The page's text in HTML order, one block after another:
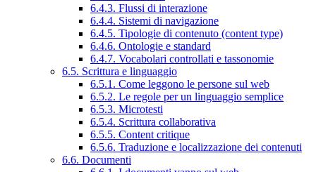
6.4.3. Flussi di interazione
6.4.4. Sistemi di navigazione
6.4.5. Tipologie di contenuto (content type)
6.4.6. Ontologie e standard
6.4.7. Vocabolari controllati e tassonomie
6.5. Scrittura e linguaggio
6.5.1. Come leggono le persone sul web
6.5.2. Le regole per un linguaggio semplice
6.5.3. Microtesti
6.5.4. Scrittura collaborativa
6.5.5. Content critique
6.5.6. Traduzione e localizzazione dei contenuti
6.6. Documenti